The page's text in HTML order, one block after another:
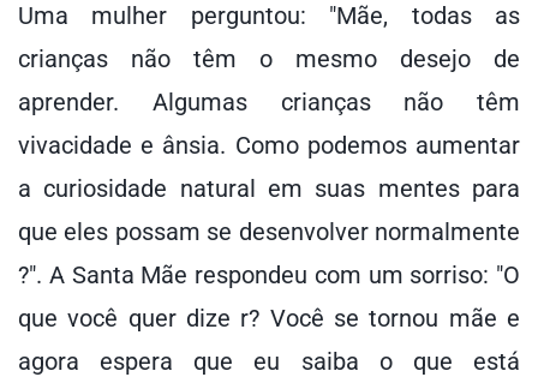
Uma mulher perguntou: "Mãe, todas as
crianças não têm o mesmo desejo de
aprender. Algumas crianças não têm
vivacidade e ânsia. Como podemos aumentar
a curiosidade natural em suas mentes para
que eles possam se desenvolver normalmente
?". A Santa Mãe respondeu com um sorriso: "O
que você quer dize r? Você se tornou mãe e
agora espera que eu saiba o que está